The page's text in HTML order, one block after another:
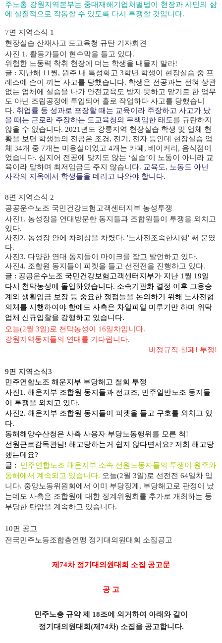
주노총 강원지역본부는 중대재해기업처벌법이 현장과 시민의 삶
에 실질적으로 작동할 수 있도록 다시 투쟁할 것입니다.
7면 지역소식 1
현장실습 산재사고 도교육청 규탄 기자회견
사진 1. 활동가들이 현수막을 들고 있다.
위험한 노동력 착취 현장에 더는 학생을 내몰지 말라!
글 : 지난해 1 1 월, 원주 내 특성화고 3학년 학생이 현장실습 중 프
레스에 손이 끼는 사고를 당했습니다. 학생은 전공과는 전혀 상관
없는 업체에 실습을 나가 안전교육도 받지 못하고 맡기로 한 업무
도 아닌 조립공정에 투입되어 홀로 작업하다 사고를 당했습니
다. 취업률 등 성과로 포장할 때는 교육이라 주장하고 사고가 났
을 때는 근로라 주장하는 도교육청의 무책임한 태도를 규탄하지
않을 수 없습니다. 2021 년도 강릉지역 현장실습 학생 및 업체 현
황을 보면 학생들의 전공은 조경, 전기 , 전자 등인데 현장실습 업
체 34개 중 7개는 미용실이었고 4개는 카페 , 베이커리 , 음식점이
었습니다. 심지어 전공에 맞지도 않는 ‘실습’이 노동이 아니라 교
육이라 말하며 최저임금도 주지 않습니다. 교육도, 노동도 아닌
사각의 지옥에서 학생들을 데리고 나와야 합니다.
8면 지역소식 2
공공운수노조 국민건강보험고객센터지부 농성투쟁
사진1. 농성장을 연대방문한 동지들과 조합원들이 투쟁을 외치고
있다.
사진2. 농성장 안에 차례상을 차렸다. '노사전조속한시행' 써 붙였
다.
사진3. 다양한 연대 동지들이 마이크를 잡고 발언하고 있다.
사진4. 조합원 동지들이 피켓을 들고 선전전을 진행하고 있다.
글 : 공공운수노조 국민건강보험고객센터지부가 지난 1 월 19일
다시 천막농성에 돌입하였습니다. 소속기관화 결정 이후 고용승
계와 생활임금 보장 등 중요한 쟁점들을 논의하기 위해 노사전협
의체를 시행하여야 함에도 사측은 차일피일 미루기만 하며 위탁
업체 신규입찰을 강행하고 있습니다.
오늘(2월 3일)로 천막농성이 16일차입니다.
강원지역동지들의 연대를 기다립니다.
비정규직 철폐 ! 투쟁!
9면 지역소식3
민주연합노조 해운지부 부당해고 철회 투쟁
사진1. 해운지부 조합원 동지들과 전교조, 민주일반노조 동지들
이 투쟁을 외치고 있다.
사진2. 해운지부 조합원 동지들이 피켓을 들고 구호를 외치고 있
다.
동해해양수산청은 사측 사용자 부당노동행위를 모른 척!
선원근로감독관님! 해고당하는거 쉽지 않다면서요? 저희 해고당
했는데요?
글 :
민주연합노조 해운지부 소속 선원노동자들의 투쟁이 원주와
동해에서 계속되고 있습니다. 오늘(2월 3일)로 선전전 64일차 입
니다. 중앙노동위원회에서 이미 부당징계 , 부당해고로 판정이 났
는데도 사측은 조합원에 대한 징계위원회를 추가로 개최하는 등
부당한 탄압을 계속하고 있습니다.
10면 공고
전국민주노동조합총연맹 정기대의원대회 소집공고
제 74차 정기대의원대회 소집 공고문
공 고
민주노총 규약 제 18조에 의거하여 아래와 같이
정기대의원대회(제 74차) 소집을 공고합니다.